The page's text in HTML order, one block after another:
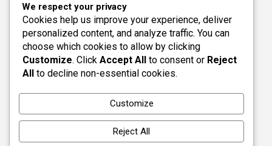
We respect your privacy
Cookies help us improve your experience, deliver
personalized content, and analyze traffic. You can
choose which cookies to allow by clicking
Customize. Click Accept All to consent or Reject
All to decline non-essential cookies.
Customize
Reject All